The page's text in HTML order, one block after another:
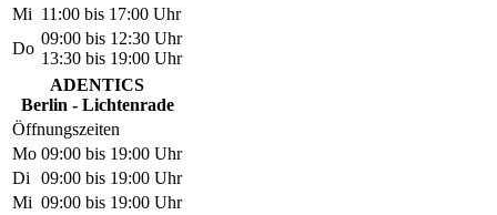
Mi 11:00 bis 17:00 Uhr
Do
09:00 bis 12:30 Uhr
13:30 bis 19:00 Uhr
ADENTICS
Berlin - Lichtenrade
Öffnungszeiten
Mo 09:00 bis 19:00 Uhr
Di
09:00 bis 19:00 Uhr
Mi 09:00 bis 19:00 Uhr